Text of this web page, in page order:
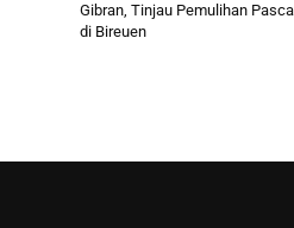
Gibran, Tinjau Pemulihan
di Bireuen